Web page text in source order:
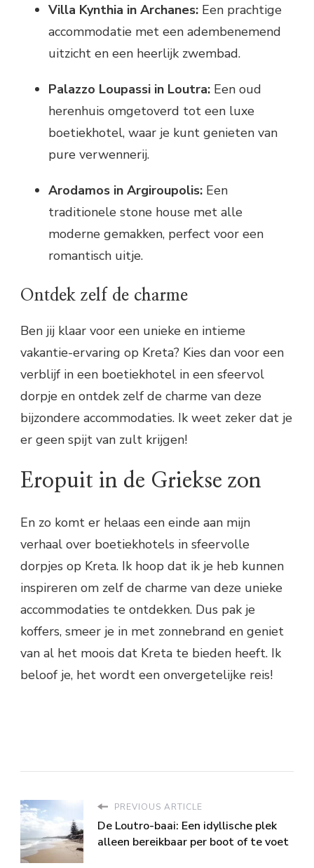
Villa Kynthia in Archanes: Een prachtige
accommodatie met een adembenemend
uitzicht en een heerlijk zwembad.
Palazzo Loupassi in Loutra: Een oud
herenhuis omgetoverd tot een luxe
boetiekhotel, waar je kunt genieten van
pure verwennerij.
Arodamos in Argiroupolis: Een
traditionele stone house met alle
moderne gemakken, perfect voor een
romantisch uitje.
Ontdek zelf de charme
Ben jij klaar voor een unieke en intieme
vakantie-ervaring op Kreta? Kies dan voor een
verblijf in een boetiekhotel in een sfeervol
dorpje en ontdek zelf de charme van deze
bijzondere accommodaties. Ik weet zeker dat je
er geen spijt van zult krijgen!
Eropuit in de Griekse zon
En zo komt er helaas een einde aan mijn
verhaal over boetiekhotels in sfeervolle
dorpjes op Kreta. Ik hoop dat ik je heb kunnen
inspireren om zelf de charme van deze unieke
accommodaties te ontdekken. Dus pak je
koffers, smeer je in met zonnebrand en geniet
van al het moois dat Kreta te bieden heeft. Ik
beloof je, het wordt een onvergetelijke reis!
PREVIOUS ARTICLE
De Loutro-baai: Een idyllische plek
alleen bereikbaar per boot of te voet